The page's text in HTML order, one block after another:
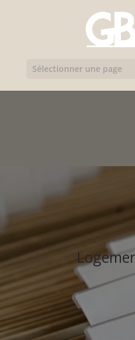
Sélectionner une page